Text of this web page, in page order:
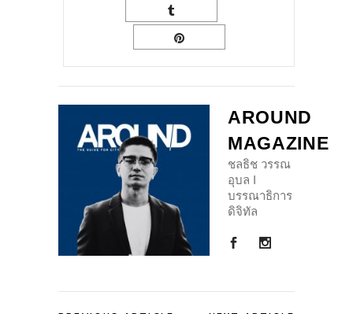
AROUND
MAGAZINE
ชลธิช วรรณ
อุบล I
บรรณาธิการ
ดิจิทัล